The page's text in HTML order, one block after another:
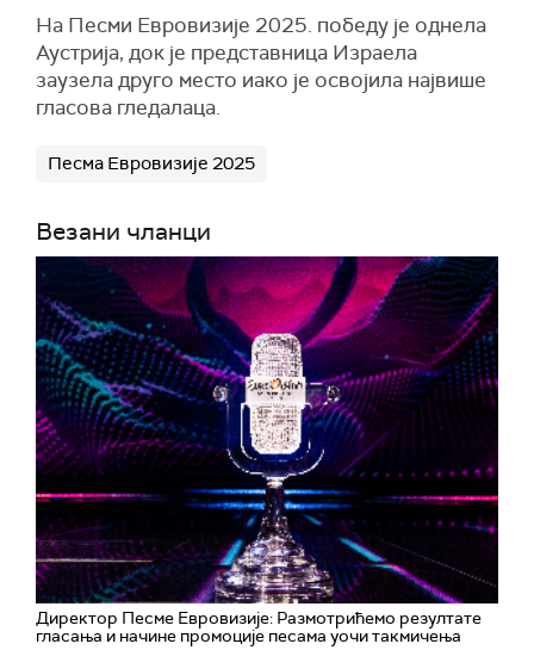
На Песми Евровизије 2025. победу је однела
Аустрија, док је представница Израела
заузела друго место иако је освојила највише
гласова гледалаца.
Песма Евровизије 2025
Везани чланци
Директор Песме Евровизије: Размотрићемо резултате
гласања и начине промоције песама уочи такмичења